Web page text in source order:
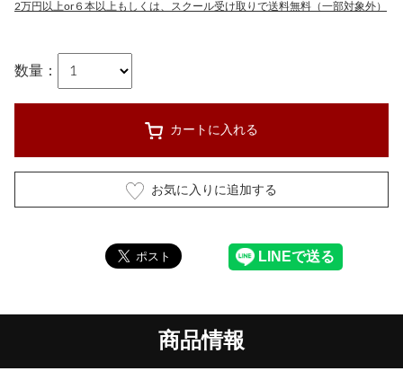
2万円以上or６本以上もしくは、スクール受け取りで送料無料（一部対象外）
数量：
カートに入れる
お気に入りに追加する
商品情報